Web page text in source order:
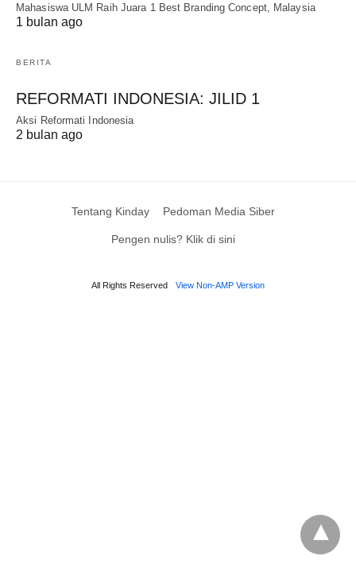
Mahasiswa ULM Raih Juara 1 Best Branding Concept, Malaysia
1 bulan ago
BERITA
REFORMATI INDONESIA: JILID 1
Aksi Reformati Indonesia
2 bulan ago
Tentang Kinday Pedoman Media Siber
Pengen nulis? Klik di sini
All Rights Reserved View Non-AMP Version